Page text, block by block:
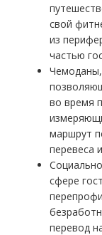
свой
из
частью
во время
маршрут
перевеса
сфере
перевод